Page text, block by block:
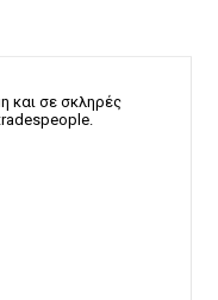
και σε σκληρές